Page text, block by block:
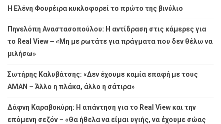
Η Ελένη Φουρέιρα κυκλοφορεί το πρώτο της βινύλιο
Πηνελόπη Αναστασοπούλου: Η αντίδραση στις κάμερες για
το Real View – «Μη με ρωτάτε για πράγματα που δεν θέλω να
μιλήσω»
Σωτήρης Καλυβάτσης: «Δεν έχουμε καμία επαφή με τους
ΑΜΑΝ – Άλλο η πλάκα, άλλο η σάτιρα»
Δάφνη Καραβοκύρη: Η απάντηση για το Real View και την
επόμενη σεζόν – «Θα ήθελα να είμαι υγιής, να έχουμε σώας